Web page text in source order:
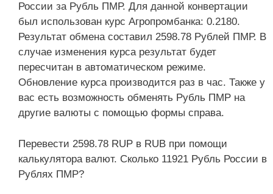
России за Рубль ПМР. Для данной конвертации
был использован курс Агропромбанка: 0.2180.
Результат обмена составил 2598.78 Рублей ПМР. В
случае изменения курса результат будет
пересчитан в автоматическом режиме.
Обновление курса производится раз в час. Также у
вас есть возможность обменять Рубль ПМР на
другие валюты с помощью формы справа.
Перевести 2598.78 RUP в RUB при помощи
калькулятора валют. Сколько 11921 Рубль России в
Рублях ПМР?